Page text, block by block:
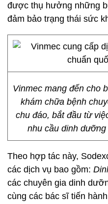
được thụ hưởng những
đảm bảo trạng thái sức
Vinmec mang đến cho
khám chữa bệnh
chu đáo, bắt đầu từ
nhu cầu dinh
Theo hợp tác này,
các dịch vụ bao gồm:
các chuyên gia dinh
cùng các bác sĩ tiến